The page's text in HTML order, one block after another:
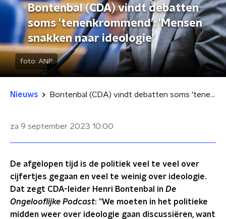
Bontenbal (CDA) vindt debatten
soms 'tenenkrommend': 'Mensen
snakken naar ideologie'
foto: ANP
Nieuws Bontenbal (CDA) vindt debatten soms 'tenenkrommend': 'Mensen snakken naar ideologie'
za 9 september 2023 10:00
De afgelopen tijd is de politiek veel te veel over
cijfertjes gegaan en veel te weinig over ideologie.
Dat zegt CDA-leider Henri Bontenbal in De
Ongelooflijke Podcast: "We moeten in het politieke
midden weer over ideologie gaan discussiëren, want